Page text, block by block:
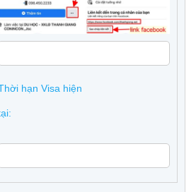
hạn Visa hiện